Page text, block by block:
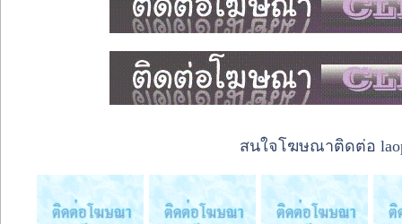
สนใจโฆษณาติดต่อ